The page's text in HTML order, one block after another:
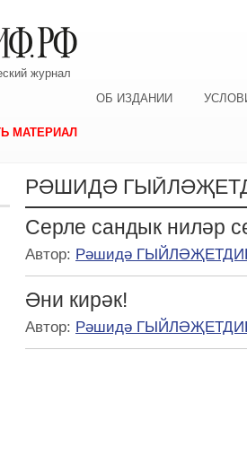
журнал
ОБ ИЗДАНИИ
МАТЕРИАЛ
РӘШИДӘ
Серле сандык ниләр
Автор: Рәшидә
Әни кирәк!
Автор: Рәшидә